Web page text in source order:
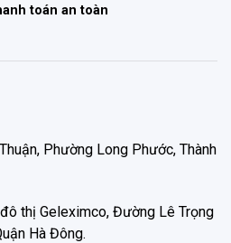
toán an toàn
Phường Long Phước, Thành
thị Geleximco, Đường Lê Trọng
Hà Đông.